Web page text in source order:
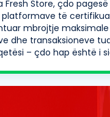
Fresh Store, çdo
të
mbrojtje
dhe transaksioneve
– çdo hap është i